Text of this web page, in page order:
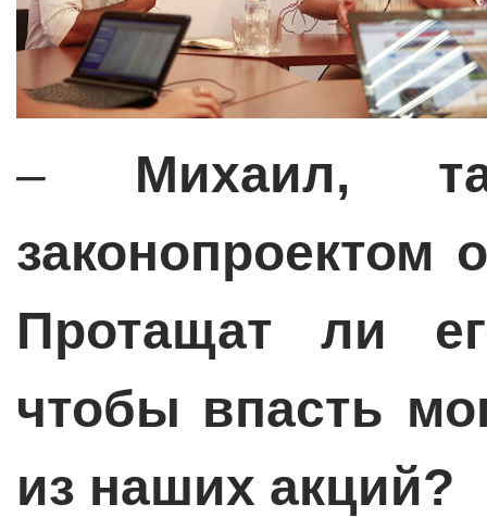
– Михаил,
законопроектом
Протащат ли
чтобы впасть
из наших акций?